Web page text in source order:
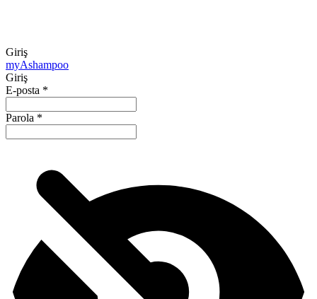
Giriş
myAshampoo
Giriş
E-posta *
Parola *